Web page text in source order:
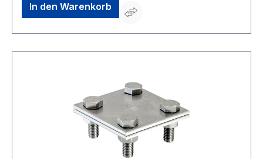
In den Warenkorb